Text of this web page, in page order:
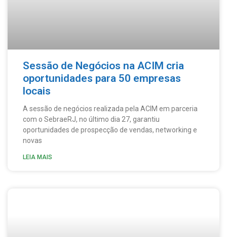
Sessão de Negócios na ACIM cria
oportunidades para 50 empresas
locais
A sessão de negócios realizada pela ACIM em parceria
com o SebraeRJ, no último dia 27, garantiu
oportunidades de prospecção de vendas, networking e
novas
LEIA MAIS